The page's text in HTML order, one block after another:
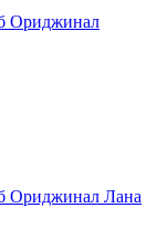
Ориджинал
Ориджинал Лана